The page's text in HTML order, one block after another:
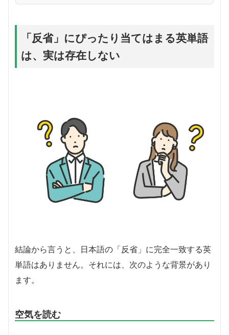
「反省」にぴったり当てはまる英単語
は、実は存在しない
結論から言うと、日本語の「反省」に完全一致する英
単語はありません。それには、次のような背景があり
ます。
空気を読む